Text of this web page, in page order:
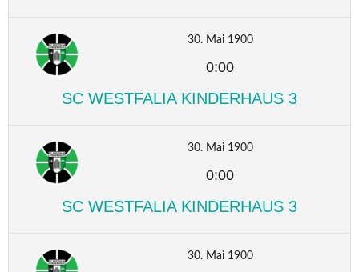
30. Mai 1900
0:00
SC WESTFALIA KINDERHAUS 3
30. Mai 1900
0:00
SC WESTFALIA KINDERHAUS 3
30. Mai 1900